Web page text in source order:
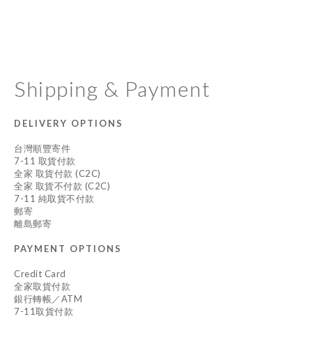
Shipping & Payment
DELIVERY OPTIONS
台灣順豐寄件
7-11 取貨付款
全家 取貨付款 (C2C)
全家 取貨不付款 (C2C)
7-11 純取貨不付款
郵寄
離島郵寄
PAYMENT OPTIONS
Credit Card
全家取貨付款
銀行轉帳／ATM
7-11取貨付款